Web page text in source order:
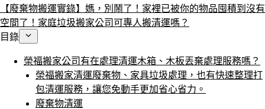
【廢棄物搬運實錄】媽，別鬧了！家裡已被你的物品囤積到沒有
空間了！家庭垃圾搬家公司可專人搬清運嗎？
目錄
榮福搬家公司有在處理清運木箱、木板丟棄處理服務嗎？
榮福搬家清運廢棄物、家具垃圾處理，也有快速整理打
包清運服務，讓您免動手更加省心省力。
廢棄物清運